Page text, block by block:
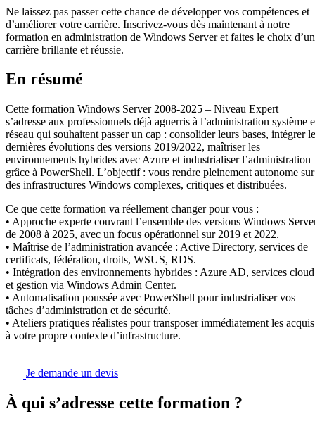
Ne laissez pas passer cette chance de développer vos compétences et
d’améliorer votre carrière. Inscrivez-vous dès maintenant à notre
formation en administration de Windows Server et faites le choix
carrière brillante et réussie.
En résumé
Cette formation Windows Server 2008-2025 – Niveau Expert
s’adresse aux professionnels déjà aguerris à l’administration système
réseau qui souhaitent passer un cap : consolider leurs bases, intégrer
dernières évolutions des versions 2019/2022, maîtriser les
environnements hybrides avec Azure et industrialiser l’administration
grâce à PowerShell. L’objectif : vous rendre pleinement autonome sur
des infrastructures Windows complexes, critiques et distribuées.
Ce que cette formation va réellement changer pour vous :
• Approche experte couvrant l’ensemble des versions Windows
de 2008 à 2025, avec un focus opérationnel sur 2019 et 2022.
• Maîtrise de l’administration avancée : Active Directory, services de
certificats, fédération, droits, WSUS, RDS.
• Intégration des environnements hybrides : Azure AD, services cloud
et gestion via Windows Admin Center.
• Automatisation poussée avec PowerShell pour industrialiser vos
tâches d’administration et de sécurité.
• Ateliers pratiques réalistes pour transposer immédiatement les acquis
à votre propre contexte d’infrastructure.
Je demande un devis
À qui s’adresse cette formation ?